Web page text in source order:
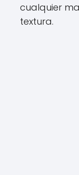
cualquier
textura.